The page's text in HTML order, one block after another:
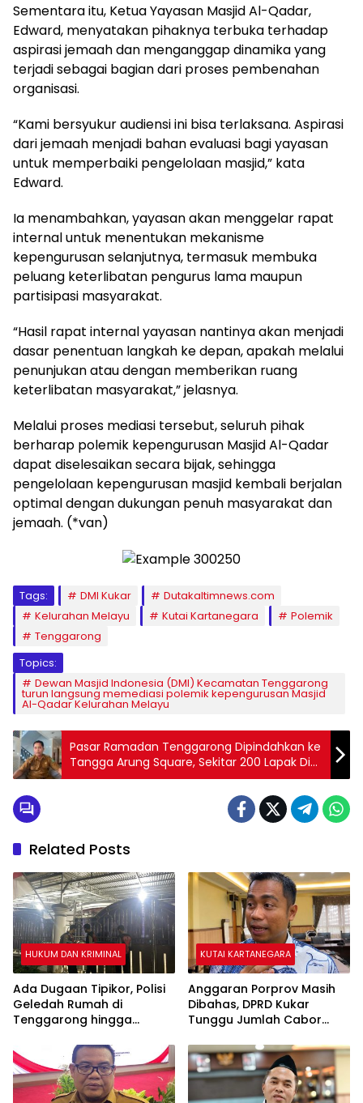
Sementara itu, Ketua Yayasan Masjid Al-Qadar,
Edward, menyatakan pihaknya terbuka terhadap
aspirasi jemaah dan menganggap dinamika yang
terjadi sebagai bagian dari proses pembenahan
organisasi.
“Kami bersyukur audiensi ini bisa terlaksana. Aspirasi
dari jemaah menjadi bahan evaluasi bagi yayasan
untuk memperbaiki pengelolaan masjid,” kata
Edward.
Ia menambahkan, yayasan akan menggelar rapat
internal untuk menentukan mekanisme
kepengurusan selanjutnya, termasuk membuka
peluang keterlibatan pengurus lama maupun
partisipasi masyarakat.
“Hasil rapat internal yayasan nantinya akan menjadi
dasar penentuan langkah ke depan, apakah melalui
penunjukan atau dengan memberikan ruang
keterlibatan masyarakat,” jelasnya.
Melalui proses mediasi tersebut, seluruh pihak
berharap polemik kepengurusan Masjid Al-Qadar
dapat diselesaikan secara bijak, sehingga
pengelolaan kepengurusan masjid kembali berjalan
optimal dengan dukungan penuh masyarakat dan
jemaah. (*van)
Tags: DMI Kukar
Dutakaltimnews.com
Kelurahan Melayu
Kutai Kartanegara
Polemik
Tenggarong
Topics:
Dewan Masjid Indonesia (DMI) Kecamatan Tenggarong
turun langsung memediasi polemik kepengurusan Masjid
Al-Qadar Kelurahan Melayu
Pasar Ramadan Tenggarong Dipindahkan ke
Tangga Arung Square, Sekitar 200 Lapak Di
Siapkan
Related Posts
HUKUM DAN KRIMINAL
Ada Dugaan Tipikor, Polisi
Geledah Rumah di
Tenggarong hingga
KUTAI KARTANEGARA
Anggaran Porprov Masih
Dibahas, DPRD Kukar
Tunggu Jumlah Cabor
Paser